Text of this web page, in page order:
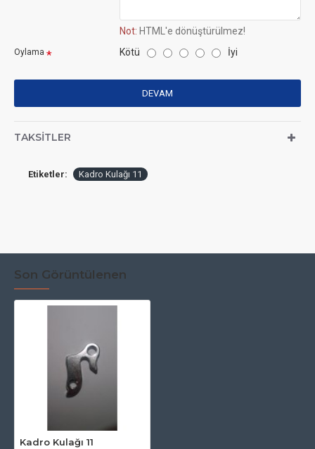
Not: HTML'e dönüştürülmez!
Oylama Kötü İyi
DEVAM
TAKSITLER
Etiketler: Kadro Kulağı 11
Son Görüntülenen
Kadro Kulağı 11